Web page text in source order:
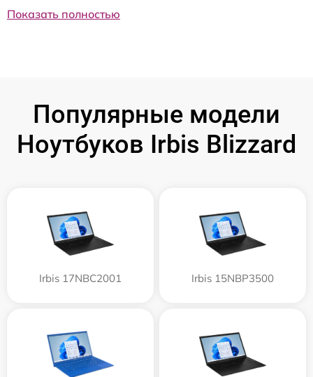
Показать полностью
Популярные модели
Ноутбуков Irbis Blizzard
Irbis 17NBC2001 Irbis 15NBP3500